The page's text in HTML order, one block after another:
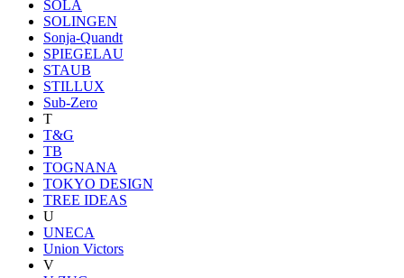
SOLA
SOLINGEN
Sonja-Quandt
SPIEGELAU
STAUB
STILLUX
Sub-Zero
T
T&G
TB
TOGNANA
TOKYO DESIGN
TREE IDEAS
U
UNECA
Union Victors
V